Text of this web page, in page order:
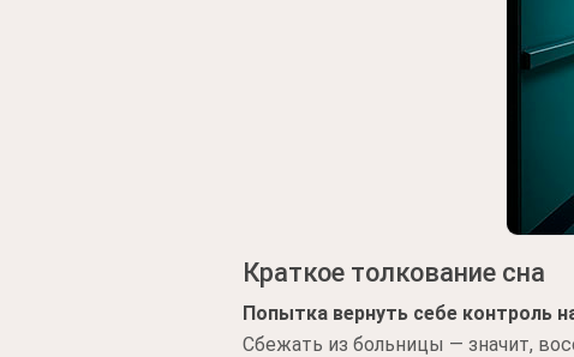
Краткое толкование сна
Попытка вернуть себе контроль
Сбежать из больницы — значит,